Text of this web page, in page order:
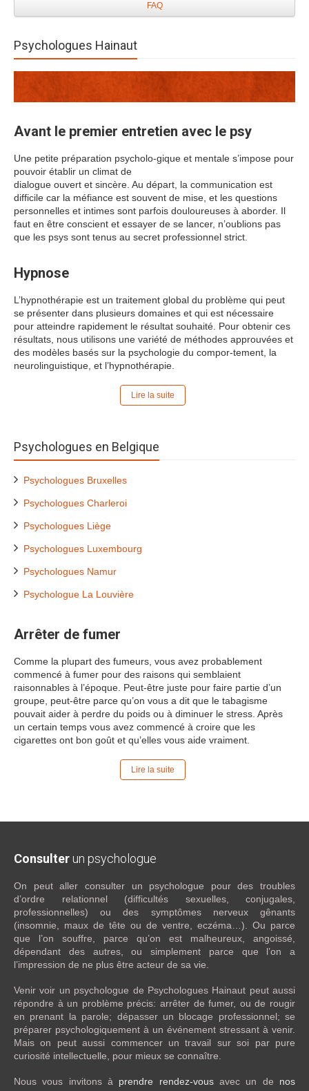
FAQ
Psychologues Hainaut
Avant le premier entretien avec le psy
Une petite préparation psycholo-gique et mentale s’impose pour
pouvoir établir un climat de
dialogue ouvert et sincère. Au départ, la communication est
difficile car la méfiance est souvent de mise, et les questions
personnelles et intimes sont parfois douloureuses à aborder. Il
faut en être conscient et essayer de se lancer, n’oublions pas
que les psys sont tenus au secret professionnel strict.
Hypnose
L’hypnothérapie est un traitement global du problème qui peut
se présenter dans plusieurs domaines et qui est nécessaire
pour atteindre rapidement le résultat souhaité. Pour obtenir ces
résultats, nous utilisons une variété de méthodes approuvées et
des modèles basés sur la psychologie du compor-tement, la
neurolinguistique, et l’hypnothérapie.
Lire la suite
Psychologues en Belgique
Psychologues Bruxelles
Psychologues Charleroi
Psychologues Liège
Psychologues Luxembourg
Psychologues Namur
Psychologue La Louvière
Arrêter de fumer
Comme la plupart des fumeurs, vous avez probablement
commencé à fumer pour des raisons qui semblaient
raisonnables à l’époque. Peut-être juste pour faire partie d’un
groupe, peut-être parce qu’on vous a dit que le tabagisme
pouvait aider à perdre du poids ou à diminuer le stress. Après
un certain temps vous avez commencé à croire que les
cigarettes ont bon goût et qu’elles vous aide vraiment.
Lire la suite
Consulter un psychologue
On peut aller consulter un psychologue pour des troubles
d’ordre relationnel (difficultés sexuelles, conjugales,
professionnelles) ou des symptômes nerveux gênants
(insomnie, maux de tête ou de ventre, eczéma…). Ou parce
que l’on souffre, parce qu’on est malheureux, angoissé,
dépendant des autres, ou simplement parce que l’on a
l’impression de ne plus être acteur de sa vie.
Venir voir un psychologue de Psychologues Hainaut peut aussi
répondre à un problème précis: arrêter de fumer, ou de rougir
en prenant la parole; dépasser un blocage professionnel; se
préparer psychologiquement à un événement stressant à venir.
Mais on peut aussi commencer un travail sur soi par pure
curiosité intellectuelle, pour mieux se connaître.
Nous vous invitons à prendre rendez-vousavec un de nos